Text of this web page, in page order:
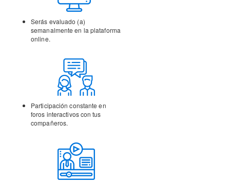
Serás evaluado (a)
semanalmente en la plataforma
online.
Participación constante en
foros interactivos con tus
compañeros.